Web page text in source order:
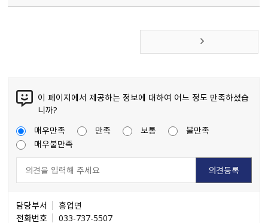
이 페이지에서 제공하는 정보에 대하여 어느 정도 만족하셨습
니까?
매우만족
만족 보통
불만족
매우불만족
담당부서
흥업면
전화번호
033-737-5507